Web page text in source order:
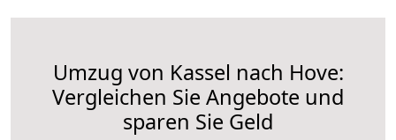
Umzug von Kassel nach Hove:
Vergleichen Sie Angebote und
sparen Sie Geld